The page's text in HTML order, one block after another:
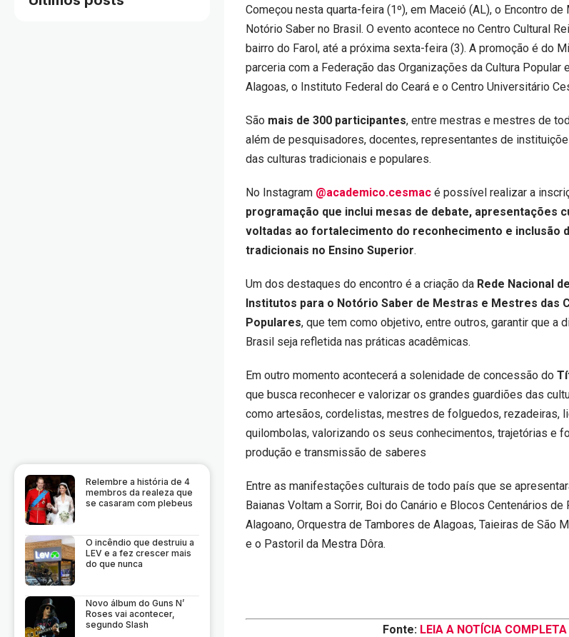
Relembre a história de 4
membros da realeza que
se casaram com plebeus
O incêndio que destruiu a
LEV e a fez crescer mais
do que nunca
Novo álbum do Guns N’
Roses vai acontecer,
segundo Slash
Começou nesta quarta-feira (1º), em Maceió (AL), o Encontro
Notório Saber no Brasil. O evento acontece no Centro Cultural
bairro do Farol, até a próxima sexta-feira (3). A promoção é do
parceria com a Federação das Organizações da Cultura Popular
Alagoas, o Instituto Federal do Ceará e o Centro Universitário
São mais de 300 participantes, entre mestras e mestres de
além de pesquisadores, docentes, representantes de
das culturas tradicionais e populares.
No Instagram @academico.cesmac é possível realizar a
programação que inclui mesas de debate, apresentações
voltadas ao fortalecimento do reconhecimento e inclusão
tradicionais no Ensino Superior.
Um dos destaques do encontro é a criação da Rede Nacional
Institutos para o Notório Saber de Mestras e Mestres das
Populares, que tem como objetivo, entre outros, garantir que a
Brasil seja refletida nas práticas acadêmicas.
Em outro momento acontecerá a solenidade de concessão do
que busca reconhecer e valorizar os grandes guardiões das
como artesãos, cordelistas, mestres de folguedos, rezadeiras,
quilombolas, valorizando os seus conhecimentos, trajetórias e
produção e transmissão de saberes
Entre as manifestações culturais de todo país que se
Baianas Voltam a Sorrir, Boi do Canário e Blocos Centenários de
Alagoano, Orquestra de Tambores de Alagoas, Taieiras de São
e o Pastoril da Mestra Dôra.
Fonte: LEIA A NOTÍCIA COMPLETA